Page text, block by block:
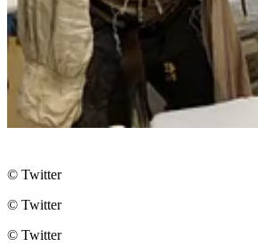
© Twitter
© Twitter
© Twitter